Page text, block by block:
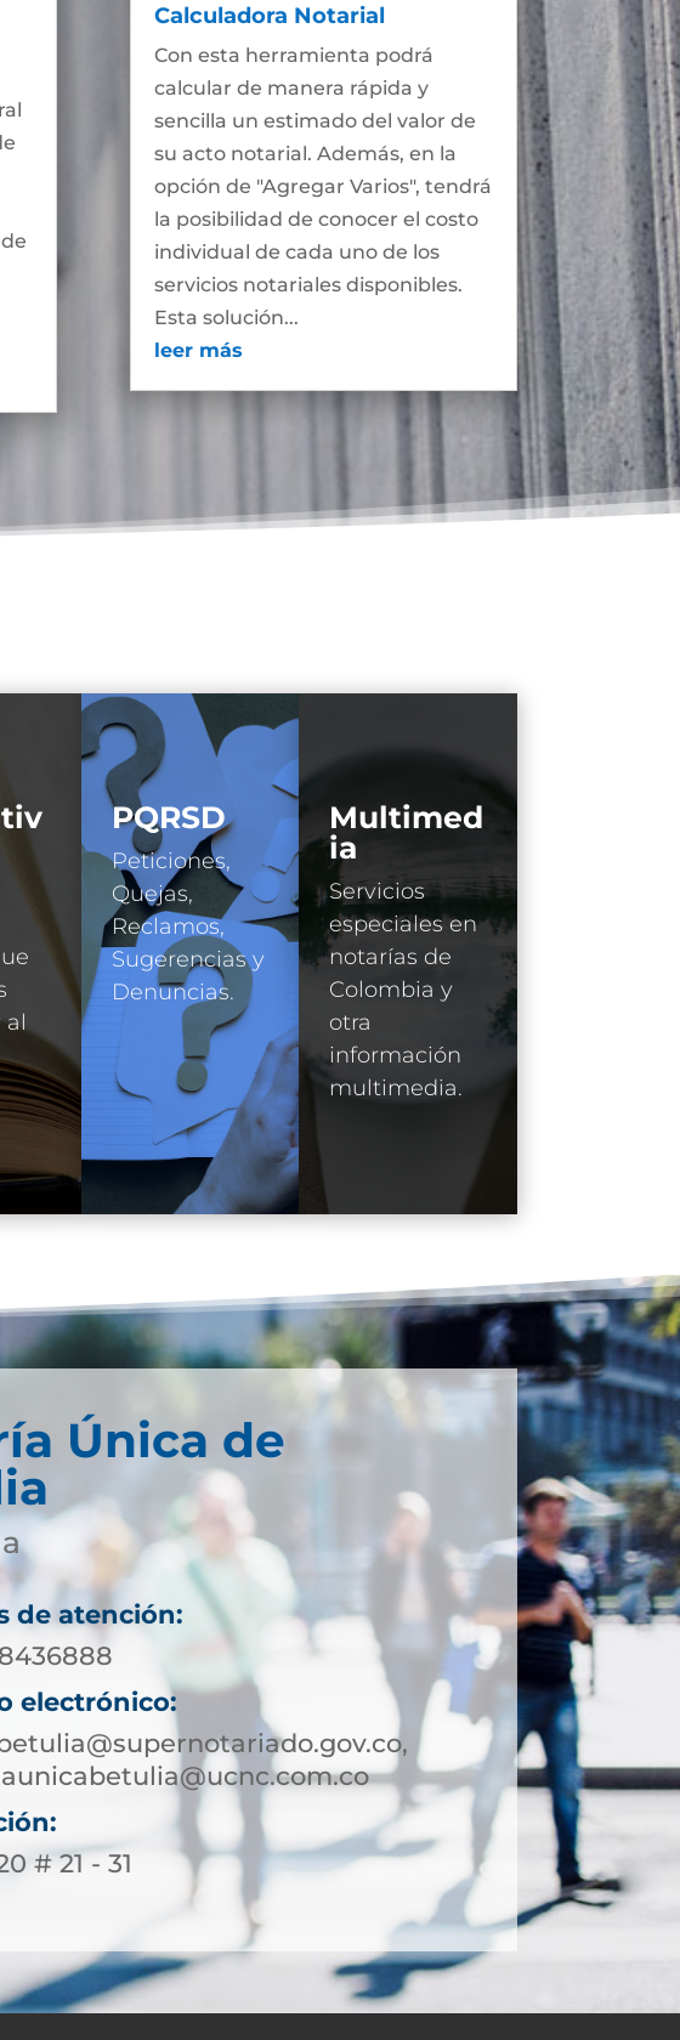
Calculadora Notarial
Con esta herramienta podrá
calcular de manera rápida y
sencilla un estimado del valor de
su acto notarial. Además, en la
opción de "Agregar Varios", tendrá
la posibilidad de conocer el costo
individual de cada uno de los
servicios notariales disponibles.
Esta solución...
leer más
al
PQRSD
Peticiones,
Quejas,
Reclamos,
Sugerencias y
Denuncias.
Multimed
ia
Servicios
especiales en
notarías de
Colombia y
otra
información
multimedia.
Única de
de atención:
electrónico:
# 21 - 31